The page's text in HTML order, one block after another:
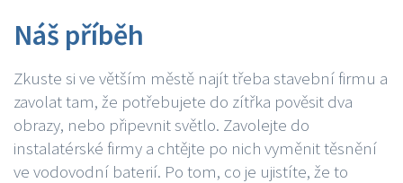
Náš příběh
Zkuste si ve větším městě najít třeba stavební firmu a
zavolat tam, že potřebujete do zítřka pověsit dva
obrazy, nebo připevnit světlo. Zavolejte do
instalatérské firmy a chtějte po nich vyměnit těsnění
ve vodovodní baterií. Po tom, co je ujistíte, že to